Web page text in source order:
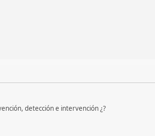
detección e intervención ¿?